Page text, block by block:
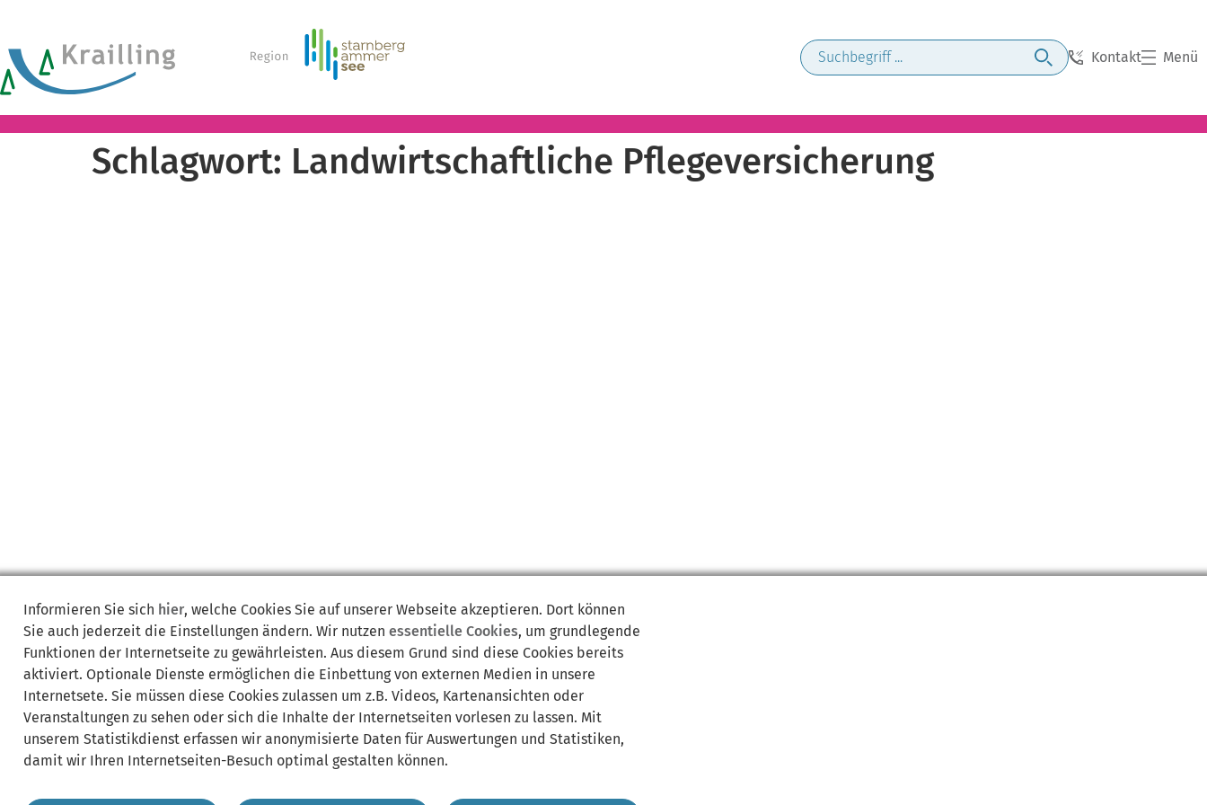
Kontakt Menü
Schlagwort: Landwirtschaftliche Pflegeversicherung
Informieren Sie sich hier, welche Cookies Sie auf unserer Webseite akzeptieren. Dort können
Sie auch jederzeit die Einstellungen ändern. Wir nutzen essentielle Cookies, um grundlegende
Funktionen der Internetseite zu gewährleisten. Aus diesem Grund sind diese Cookies bereits
aktiviert. Optionale Dienste ermöglichen die Einbettung von externen Medien in unsere
Internetsete. Sie müssen diese Cookies zulassen um z.B. Videos, Kartenansichten oder
Veranstaltungen zu sehen oder sich die Inhalte der Internetseiten vorlesen zu lassen. Mit
unserem Statistikdienst erfassen wir anonymisierte Daten für Auswertungen und Statistiken,
damit wir Ihren Internetseiten-Besuch optimal gestalten können.